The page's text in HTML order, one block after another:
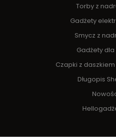
Torby z
Gadżety
Smycz z
Gadżety
Czapki z
Długopis